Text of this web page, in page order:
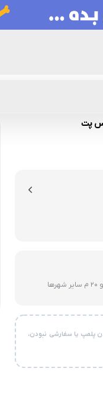
پت
پلمپ یا سفارشی نبودن،